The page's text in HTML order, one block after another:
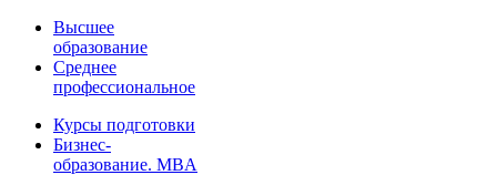
Высшее
образование
Среднее
профессиональное
Курсы подготовки
Бизнес-
образование. MBA